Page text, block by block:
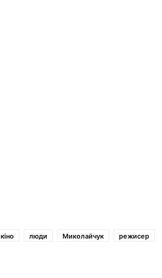
кіно люди Миколайчук
режисер